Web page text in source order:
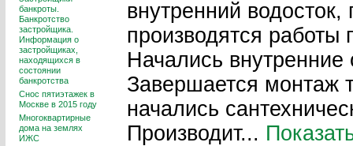
банкроты.
Банкротство
застройщика.
Информация о
застройщиках,
находящихся в
состоянии
банкротства
Снос пятиэтажек в
Москве в 2015 году
Многоквартирные
дома на землях
ИЖС
внутренний
производятся работы
Начались
Завершается монтаж
начались
Производит...